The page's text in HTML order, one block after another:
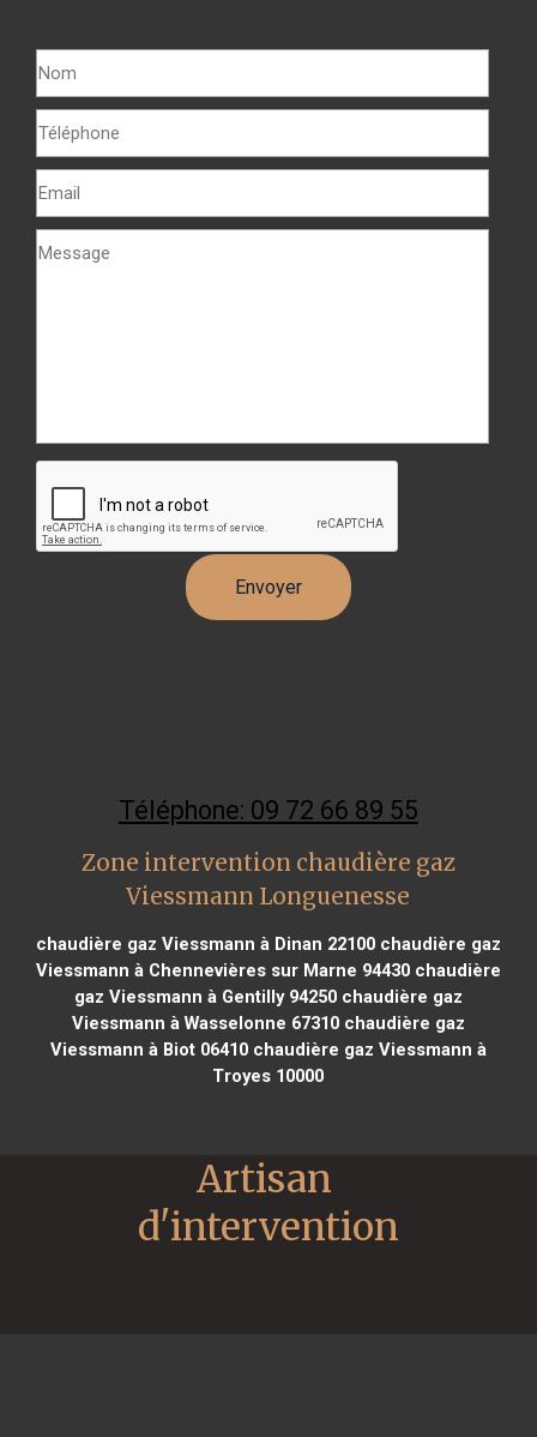
Téléphone: 09 72 66 89 55
Zone intervention chaudière gaz
Viessmann Longuenesse
chaudière gaz Viessmann à Dinan 22100chaudière gaz
Viessmann à Chennevières sur Marne 94430chaudière
gaz Viessmann à Gentilly 94250chaudière gaz
Viessmann à Wasselonne 67310chaudière gaz
Viessmann à Biot 06410chaudière gaz Viessmann à
Troyes 10000
Artisan
d'intervention